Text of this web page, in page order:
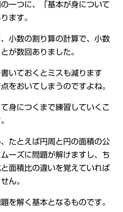
一つに、「基本が身について
ます。
小数の割り算の計算で、小数
が数回ありました。
いておくとミスも減ります
をおいてしまうのですよね。
身につくまで練習していくこ
たとえば円周と円の面積の公
ーズに問題が解けますし、ち
面積比の違いを覚えていれば
ん。
を解く基本となるものです。